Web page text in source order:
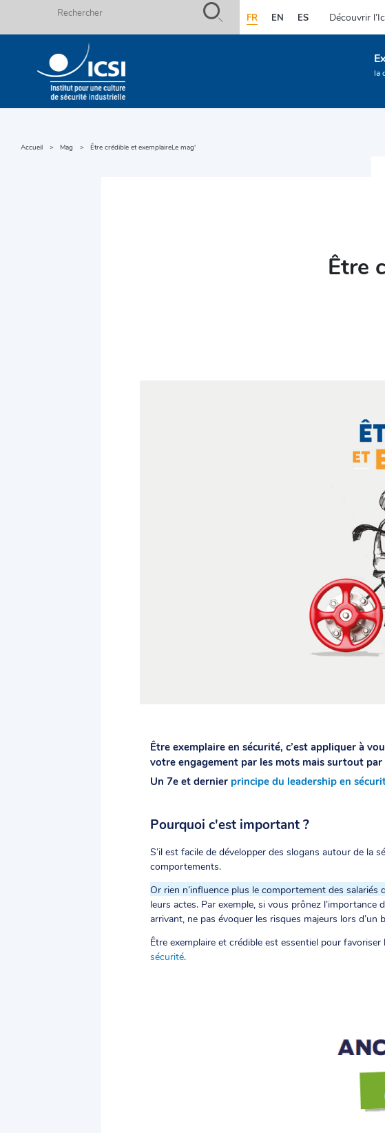
principal
Rechercher FR EN ES
Icsi-
Découvrir
la
Fils
Accueil Mag Être crédible et exemplaireLe mag'
Être
Être exemplaire en sécurité, c’est appliquer à
votre engagement par les mots mais surtout par
Un 7e et dernier principe du leadership en
Pourquoi c'est important ?
S’il est facile de développer des slogans autour de la
comportements.
Or rien n’influence plus le comportement des
leurs actes. Par exemple, si vous prônez l’importance
arrivant, ne pas évoquer les risques majeurs lors
Être exemplaire et crédible est essentiel pour favoriser l
sécurité.